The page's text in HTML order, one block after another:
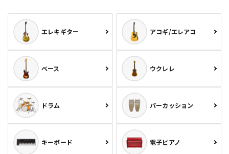
エレキギター アコギ/エレアコ
ベース ウクレレ
ドラム パーカッション
キーボード 電子ピアノ